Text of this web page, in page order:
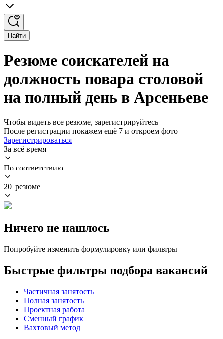
Найти
Резюме соискателей на
должность повара столовой
на полный день в Арсеньеве
Чтобы видеть все резюме, зарегистрируйтесь
После регистрации покажем ещё 7 и откроем фото
Зарегистрироваться
За всё время
По соответствию
20 резюме
Ничего не нашлось
Попробуйте изменить формулировку или фильтры
Быстрые фильтры подбора вакансий
Частичная занятость
Полная занятость
Проектная работа
Сменный график
Вахтовый метод